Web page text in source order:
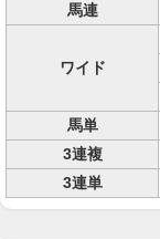
馬連
ワイド
馬単
3連複
3連単